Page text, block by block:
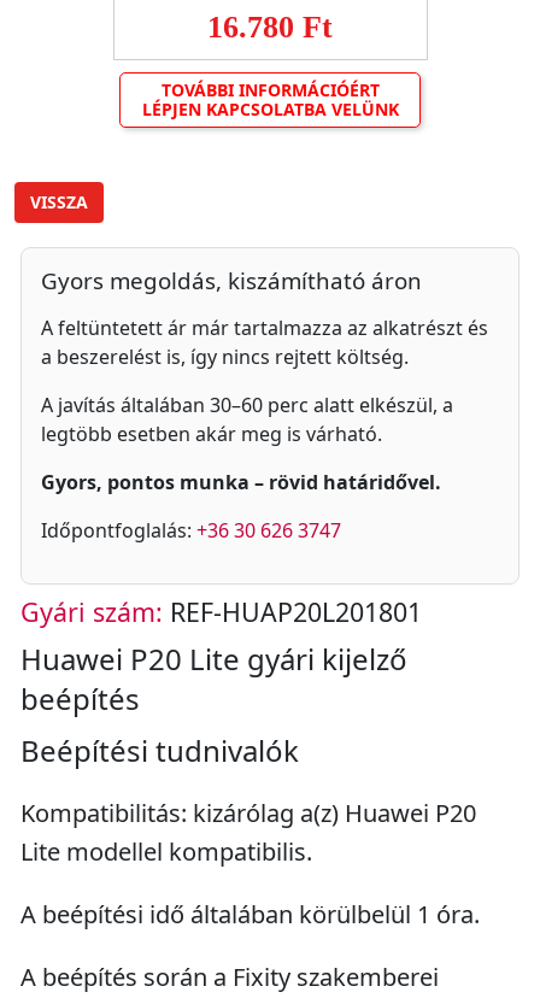
16.780 Ft
TOVÁBBI INFORMÁCIÓÉRT
LÉPJEN KAPCSOLATBA VELÜNK
VISSZA
Gyors megoldás, kiszámítható áron
A feltüntetett ár már tartalmazza az alkatrészt és
a beszerelést is, így nincs rejtett költség.
A javítás általában 30–60 perc alatt elkészül, a
legtöbb esetben akár meg is várható.
Gyors, pontos munka – rövid határidővel.
Időpontfoglalás: +36 30 626 3747
Gyári szám: REF-HUAP20L201801
Huawei P20 Lite gyári kijelző
beépítés
Beépítési tudnivalók
Kompatibilitás: kizárólag a(z) Huawei P20
Lite modellel kompatibilis.
A beépítési idő általában körülbelül 1 óra.
A beépítés során a Fixity szakemberei